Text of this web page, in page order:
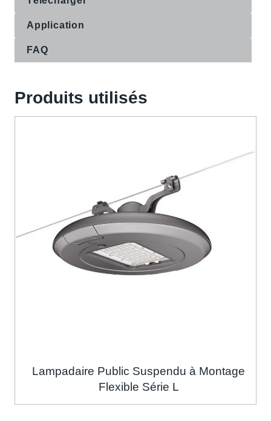
Application
FAQ
Produits utilisés
Lampadaire Public Suspendu à Montage
Flexible Série L